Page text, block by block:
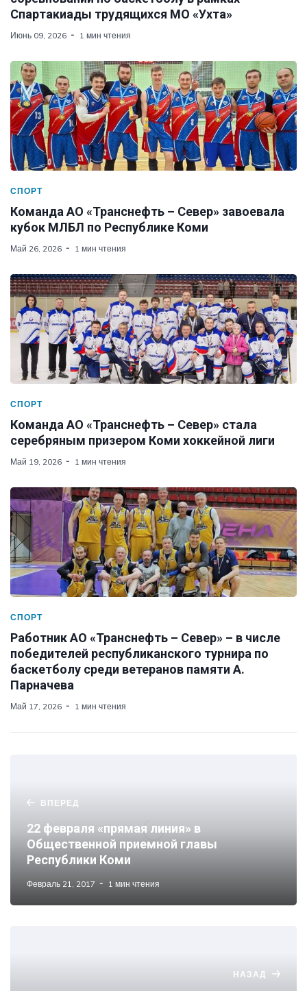
Спартакиады трудящихся МО «Ухта»
Июнь 09, 2026 1 мин чтения
СПОРТ
Команда АО «Транснефть – Север» завоевала
кубок МЛБЛ по Республике Коми
Май 26, 2026 1 мин чтения
СПОРТ
Команда АО «Транснефть – Север» стала
серебряным призером Коми хоккейной лиги
Май 19, 2026 1 мин чтения
СПОРТ
Работник АО «Транснефть – Север» – в числе
победителей республиканского турнира по
баскетболу среди ветеранов памяти А.
Парначева
Май 17, 2026 1 мин чтения
ВПЕРЕД
22 февраля «прямая линия» в
Общественной приемной главы
Республики Коми
Февраль 21, 2017 1 мин чтения
НАЗАД